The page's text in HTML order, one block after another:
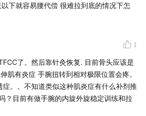
方案，以及"受伤是信息不是惩罚"这
这次受伤的方式的
科学
——训练前 30–60 分钟，胶原
，可以最大化关节组织在训练窗口期
：训练三原则（完整活动范围、周
度控制）+ 营养两件事（Omega-3、
下就容易腰代偿 很难拉到底的情况下怎
1
了。然后靠针灸恢复. 目前骨头应该是
肌有炎症 手腕扭转到相对极限位置会疼。
症。。不知道类似这种肌炎症有什么补剂推
？目前有做手腕的内旋外旋稳定训练和拉